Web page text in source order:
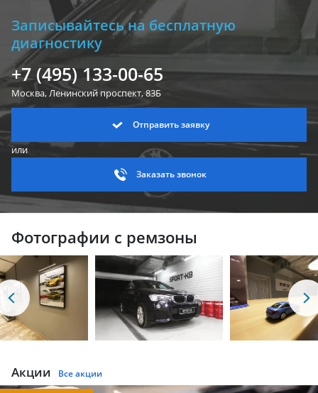
Записывайтесь на бесплатную
диагностику
+7 (495) 133-00-65
Москва, Ленинскийпроспект, 83Б
Отправить заявку
или
Заказать звонок
Фотографии с ремзоны
Акции Все акции